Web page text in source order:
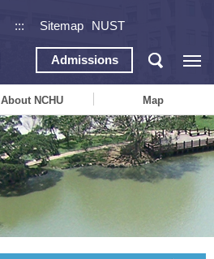
::: Sitemap NUST
Admissions
About NCHU Map